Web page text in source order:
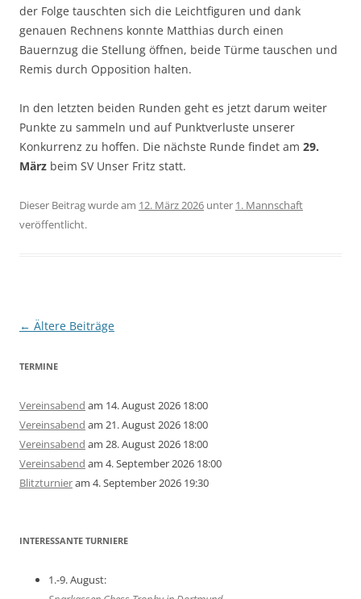
der Folge tauschten sich die Leichtfiguren und dank
genauen Rechnens konnte Matthias durch einen
Bauernzug die Stellung öffnen, beide Türme tauschen und
Remis durch Opposition halten.
In den letzten beiden Runden geht es jetzt darum weiter
Punkte zu sammeln und auf Punktverluste unserer
Konkurrenz zu hoffen. Die nächste Runde findet am 29.
März beim SV Unser Fritz statt.
Dieser Beitrag wurde am 12. März 2026 unter 1. Mannschaft
veröffentlicht.
Beitragsnavigation
← Ältere Beiträge
TERMINE
Vereinsabend am 14. August 2026 18:00
Vereinsabend am 21. August 2026 18:00
Vereinsabend am 28. August 2026 18:00
Vereinsabend am 4. September 2026 18:00
Blitzturnieram 4. September 2026 19:30
INTERESSANTE TURNIERE
1.-9. August: